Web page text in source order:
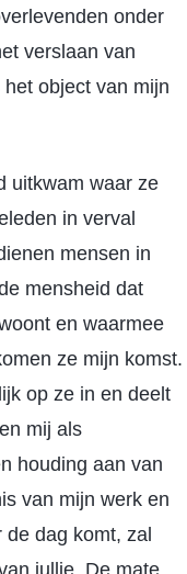
onder
verslaan van
object van mijn
uitkwam waar ze
in verval
mensen in
mensheid dat
en waarmee
ze mijn komst.
op ze in en deelt
mij als
houding aan van
van mijn werk en
dag komt, zal
jullie. De mate